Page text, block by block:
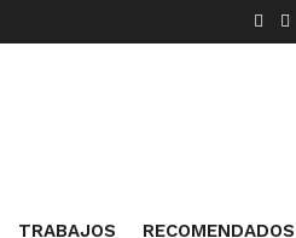
TRABAJOS RECOMENDADOS